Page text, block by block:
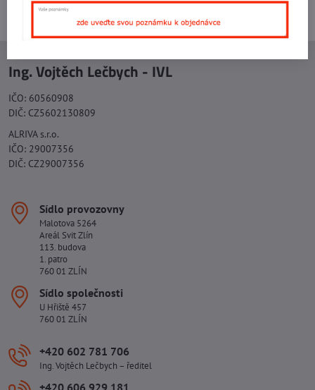
Ing. Vojtěch Lečbych - IVL
IČO: 60560908
DIČ: CZ5602130809
ALRIVA s.r.o.
IČO: 29007356
DIČ: CZ29007356
Sídlo provozovny
Malotova 5264
Areál Svit Zlín
113. budova
1. patro
760 01 ZLÍN
Sídlo společnosti
U Hřiště 457
760 01 ZLÍN
+420 602 781 706
Ing. Vojtěch Lečbych – ředitel
+420 606 929 181